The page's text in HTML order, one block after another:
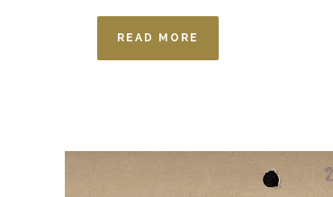
READ MORE